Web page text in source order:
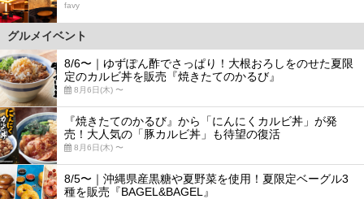
favy
グルメイベント
8/6〜｜ゆずぽん酢でさっぱり！大根おろしをのせた夏限
定のカルビ丼を販売『焼きたてのかるび』
8月6日(木) 〜
『焼きたてのかるび』から「にんにくカルビ丼」が発
売！大人気の「豚カルビ丼」も待望の復活
8月6日(木) 〜
8/5〜｜沖縄県産黒糖や夏野菜を使用！夏限定ベーグル3
種を販売『BAGEL&BAGEL』